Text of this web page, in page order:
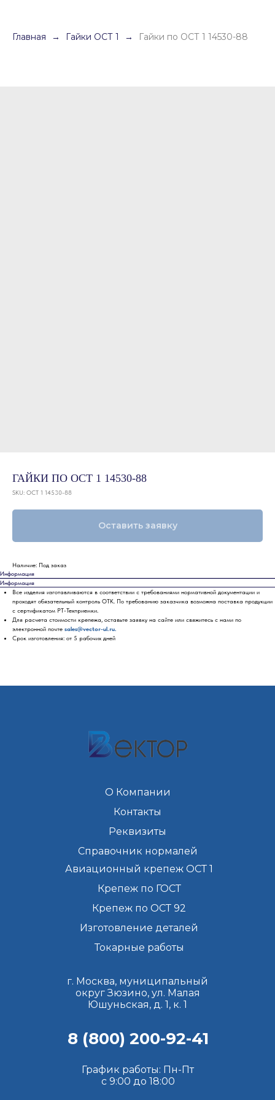
Главная Гайки ОСТ 1 Гайки по ОСТ 1 14530-88
ГАЙКИ ПО ОСТ 1 14530-88
SKU: ОСТ 1 14530-88
Оставить заявку
Наличие: Под заказ
Информация
Информация
Все изделия изготавливаются в соответствии с требованиями нормативной документации и
проходят обязательный контроль ОТК. По требованию заказчика возможна поставка продукции
с сертификатом РТ-Техприемки.
Для расчета стоимости крепежа, оставьте заявку на сайте или свяжитесь с нами по
электронной почте sales@vector-ul.ru.
Срок изготовления: от 5 рабочих дней
График работы: Пн-Пт
с 9:00 до 18:00
г. Москва, муниципальный
округ Зюзино, ул. Малая
Юшуньская, д. 1, к. 1
О Компании
Контакты
Реквизиты
Справочник нормалей
Авиационный крепеж ОСТ 1
Крепеж по ГОСТ
Крепеж по ОСТ 92
Изготовление деталей
Токарные работы
8 (800) 200-92-41